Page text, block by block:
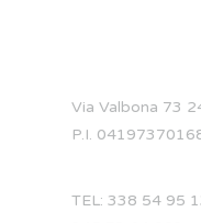
Via Valbona 73
P.I.
TEL: 338 54 95